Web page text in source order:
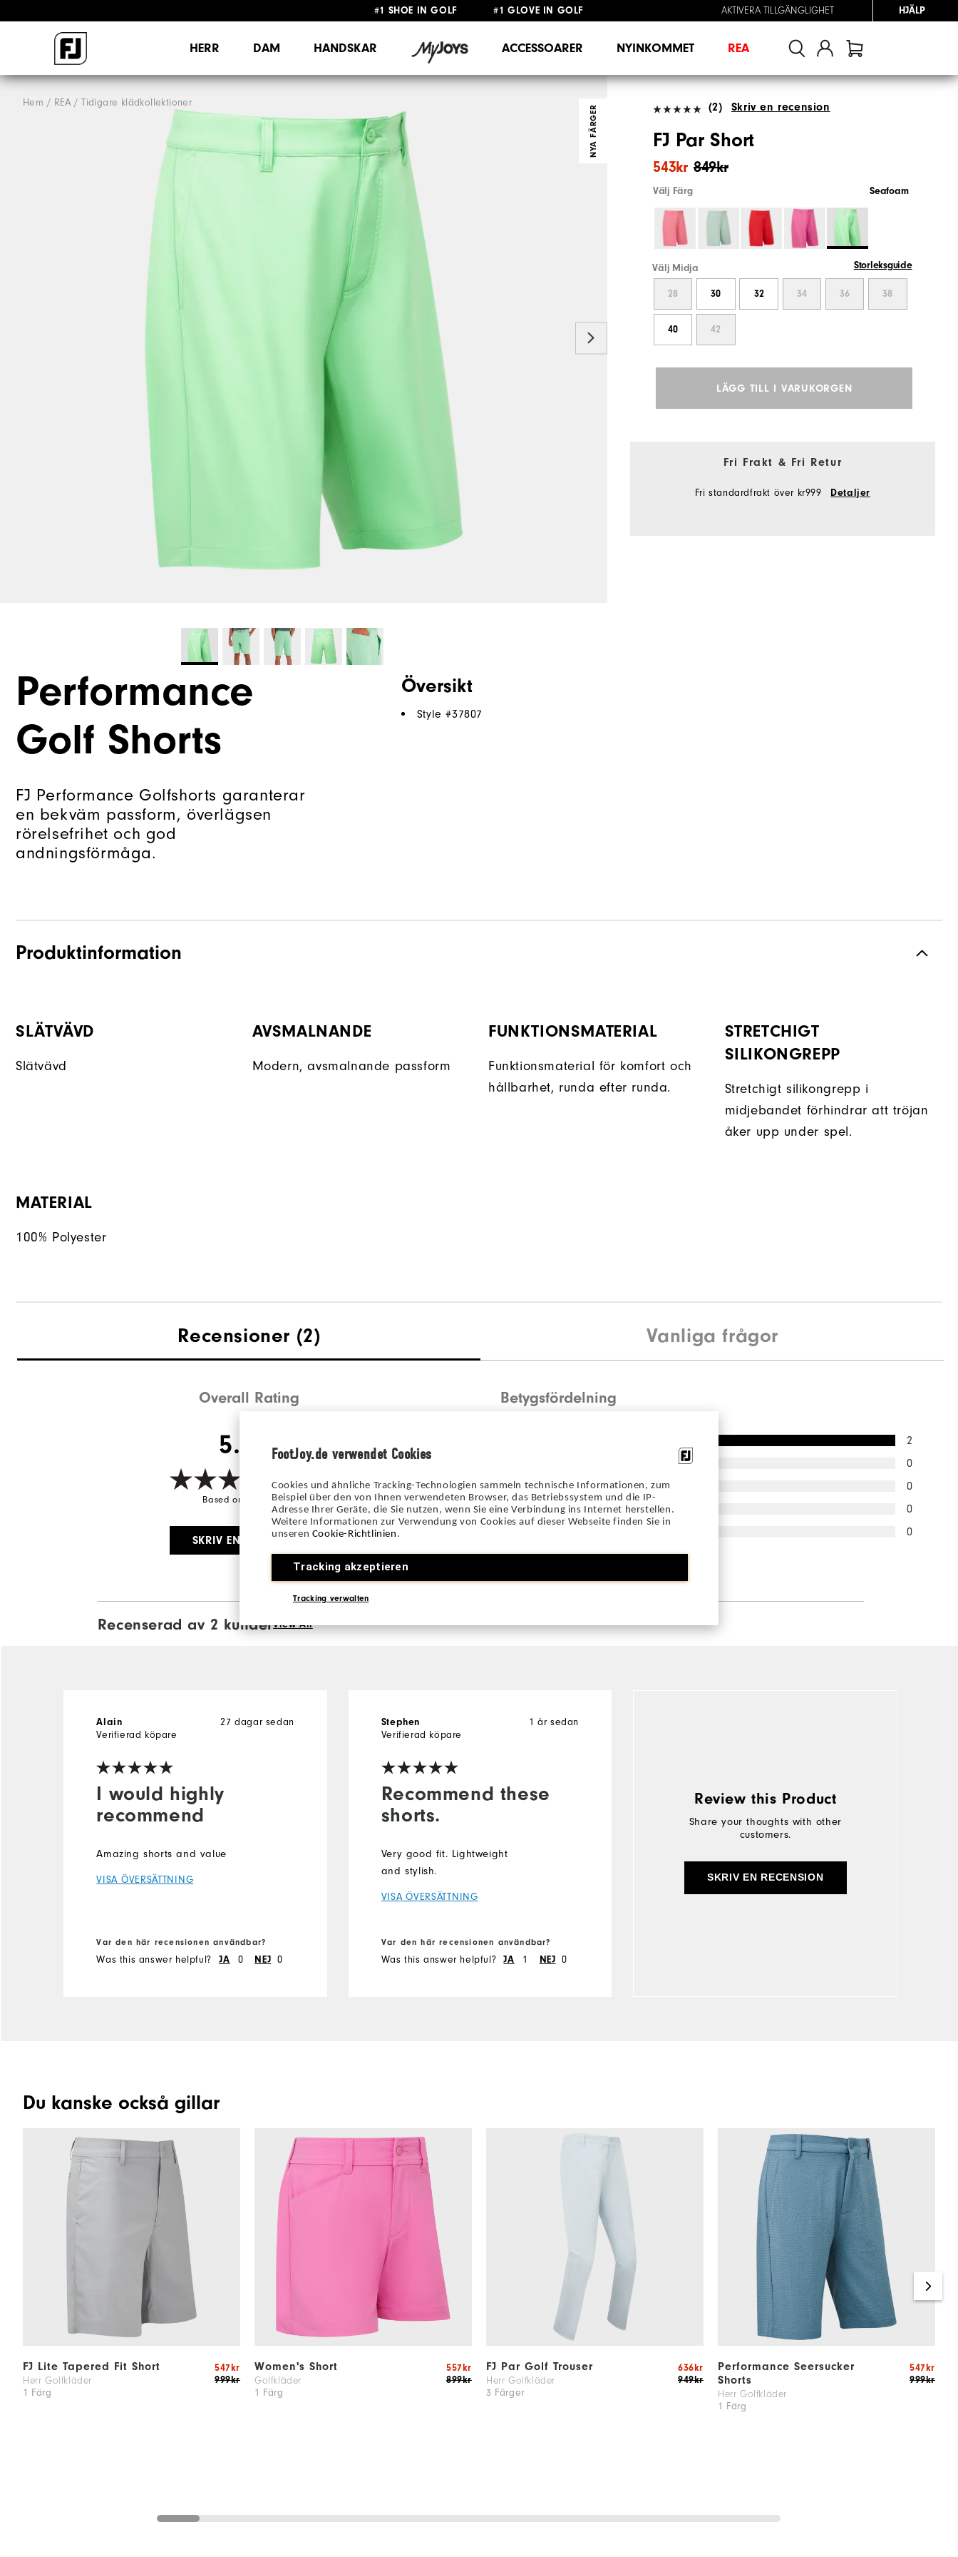
FootJoy.de verwendet Cookies
Cookies und ähnliche Tracking-Technologien sammeln technische Informationen, zum
Beispiel über den von Ihnen verwendeten Browser, das Betriebssystem und die IP-
Adresse Ihrer Geräte, die Sie nutzen, wenn Sie eine Verbindung ins Internet herstellen.
Weitere Informationen zur Verwendung von Cookies auf dieser Webseite finden Sie in
unseren Cookie-Richtlinien .
Tracking akzeptieren
Tracking verwalten
FRI FRAKTPÅ ALLA BESTÄLLNINGAR ÖVER 999KR&FRI RETUR
AKTIVERA TILLGÄNGLIGHET HJÄLP
HERR DAM HANDSKAR ACCESSOARER NYINKOMMET REA
Hem REA Tidigare klädkollektioner
NYA FÄRGER (2) Skriv en recension
FJ Par Short
849kr
543kr
Välj Färg Seafoam
Välj Midja Storleksguide
28 30 32 34 36 38
40 42
LÄGG TILL I VARUKORGEN
Fri Frakt & Fri Retur
Fri standardfrakt över kr999 Detaljer
Performance
Golf Shorts
FJ Performance Golfshorts garanterar
en bekväm passform, överlägsen
rörelsefrihet och god
andningsförmåga.
Översikt
Style #37807
Produktinformation
SLÄTVÄVD
Slätvävd
AVSMALNANDE
Modern, avsmalnande passform
FUNKTIONSMATERIAL
Funktionsmaterial för komfort och
hållbarhet, runda efter runda.
STRETCHIGT
SILIKONGREPP
Stretchigt silikongrepp i
midjebandet förhindrar att tröjan
åker upp under spel.
MATERIAL
100% Polyester
Recensioner (2) Vanliga frågor
Overall Rating
5.0/5
Based on 2 Review(s)
SKRIV EN RECENSION
Betygsfördelning
2
0
3 stjärnor
0
2 stjärnor
0
0
Recenserad av 2 kunderView All
I would highly
recommend
27 dagar sedan
Alain
Verifierad köpare
Amazing shorts and value
VISA ÖVERSÄTTNING
Var den här recensionen användbar?
Was this answer helpful? JA 0 NEJ 0
Recommend these
shorts.
1 år sedan
Stephen
Verifierad köpare
Very good fit. Lightweight
and stylish.
VISA ÖVERSÄTTNING
Var den här recensionen användbar?
Was this answer helpful? JA 1 NEJ 0
Review this Product
Share your thoughts with other
customers.
SKRIV EN RECENSION
Du kanske också gillar
FJ Lite Tapered Fit Short
Herr Golfkläder
1 Färg
999kr
547kr Women's Short
Golfkläder
1 Färg
899kr
557kr FJ Par Golf Trouser
Herr Golfkläder
3 Färger
949kr
636kr
Performance Seersucker
Shorts
Herr Golfkläder
1 Färg
999kr
547kr